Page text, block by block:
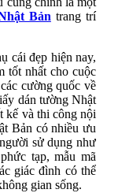
Bản trang trí
cái đẹp hiện nay,
tốt nhất cho cuộc
cường quốc về
dán tường Nhật
kế và thi công nội
Bản có nhiều ưu
sử dụng như
tạp, mẫu mã
giác đình có thể
gian sống.